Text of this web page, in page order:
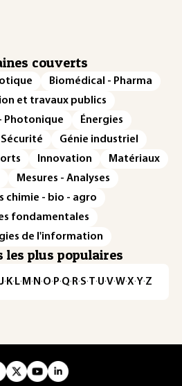
couverts
Biomédical - Pharma
et travaux publics
Photonique
Énergies
Génie industriel
Innovation
Matériaux
Mesures - Analyses
chimie - bio - agro
fondamentales
de l'information
les plus populaires
J· K· L· M · N ·O· P·Q· R·S·T·U·V·W·X·Y·Z